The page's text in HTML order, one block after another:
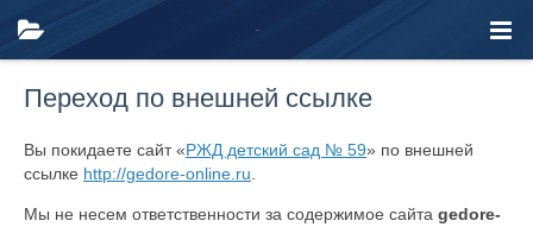
Переход по внешней ссылке
Вы покидаете сайт «РЖД детский сад № 59» по внешней
ссылке http://gedore-online.ru
Мы не несем ответственности за содержимое сайта gedore-